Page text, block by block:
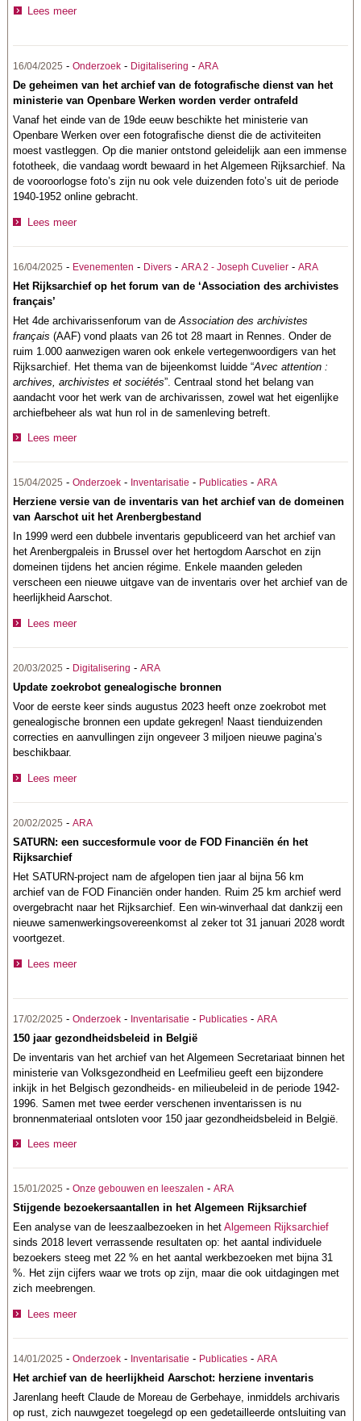
Lees meer
16/04/2025 -Onderzoek - Digitalisering -ARA
De geheimen van het archief van de fotografische dienst van het
ministerie van Openbare Werken worden verder ontrafeld
Vanaf het einde van de 19de eeuw beschikte het ministerie van
Openbare Werken over een fotografische dienst die de activiteiten
moest vastleggen. Op die manier ontstond geleidelijk aan een immense
fototheek, die vandaag wordt bewaard in het Algemeen Rijksarchief. Na
de vooroorlogse foto’s zijn nu ook vele duizenden foto’s uit de periode
1940-1952 online gebracht.
Lees meer
16/04/2025 - Evenementen - Divers -ARA 2 - Joseph Cuvelier -ARA
Het Rijksarchief op het forum van de ‘Association des archivistes
français’
Het 4de archivarissenforum van deAssociation des archivistes
français (AAF) vond plaats van 26 tot 28 maart in Rennes. Onder de
ruim 1.000 aanwezigen waren ook enkele vertegenwoordigers van het
Rijksarchief. Het thema van de bijeenkomst luidde “Avec attention :
archives, archivistes et sociétés”. Centraal stond het belang van
aandacht voor het werk van de archivarissen, zowel wat het eigenlijke
archiefbeheer als wat hun rol in de samenleving betreft.
Lees meer
15/04/2025 -Onderzoek - Inventarisatie - Publicaties -ARA
Herziene versie van de inventaris van het archief van de domeinen
van Aarschot uit het Arenbergbestand
In 1999 werd een dubbele inventaris gepubliceerd van het archief van
het Arenbergpaleis in Brussel over het hertogdom Aarschot en zijn
domeinen tijdens het ancien régime. Enkele maanden geleden
verscheen een nieuwe uitgave van de inventaris over het archief van de
heerlijkheid Aarschot.
Lees meer
20/03/2025 - Digitalisering -ARA
Update zoekrobot genealogische bronnen
Voor de eerste keer sinds augustus 2023 heeft onze zoekrobot met
genealogische bronnen een update gekregen! Naast tienduizenden
correcties en aanvullingen zijn ongeveer 3 miljoen nieuwe pagina’s
beschikbaar.
Lees meer
20/02/2025 -ARA
SATURN: een succesformule voor de FOD Financiën én het
Rijksarchief
Het SATURN-project nam de afgelopen tien jaar al bijna 56 km
archief van de FOD Financiën onder handen. Ruim 25 km archief werd
overgebracht naar het Rijksarchief. Een win-winverhaal dat dankzij een
nieuwe samenwerkingsovereenkomst al zeker tot 31 januari 2028 wordt
voortgezet.
Lees meer
17/02/2025 -Onderzoek - Inventarisatie - Publicaties -ARA
150 jaar gezondheidsbeleid in België
De inventaris van het archief van het Algemeen Secretariaat binnen het
ministerie van Volksgezondheid en Leefmilieu geeft een bijzondere
inkijk in het Belgisch gezondheids- en milieubeleid in de periode 1942-
1996. Samen met twee eerder verschenen inventarissen is nu
bronnenmateriaal ontsloten voor 150 jaar gezondheidsbeleid in België.
Lees meer
15/01/2025 -Onze gebouwen en leeszalen -ARA
Stijgende bezoekersaantallen in het Algemeen Rijksarchief
Een analyse van de leeszaalbezoeken in hetAlgemeen Rijksarchief
sinds 2018 levert verrassende resultaten op: het aantal individuele
bezoekers steeg met 22 % en het aantal werkbezoeken met bijna 31
%. Het zijn cijfers waar we trots op zijn, maar die ook uitdagingen met
zich meebrengen.
Lees meer
14/01/2025 -Onderzoek - Inventarisatie - Publicaties -ARA
Het archief van de heerlijkheid Aarschot: herziene inventaris
Jarenlang heeft Claude de Moreau de Gerbehaye, inmiddels archivaris
op rust, zich nauwgezet toegelegd op een gedetailleerde ontsluiting van